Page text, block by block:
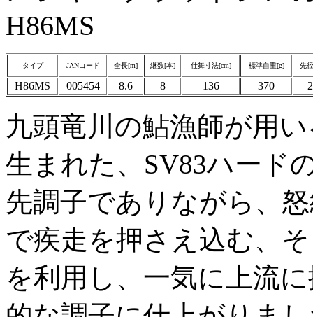
H86MS
タイプ JANコード 全長[m] 継数[本] 仕舞寸法[cm] 標準自重[g] 先
H86MS 005454 8.6 8 136 370
九頭竜川の鮎漁師が用
生まれた、SV83ハード
先調子でありながら、
で疾走を押さえ込む、
を利用し、一気に上流